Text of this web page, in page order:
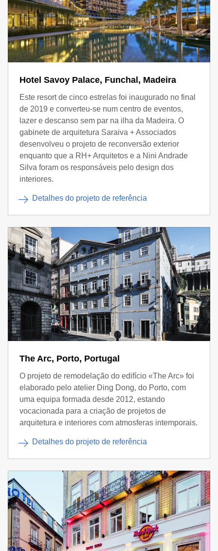
Hotel Savoy Palace, Funchal, Madeira
Este resort de cinco estrelas foi inaugurado no final
de 2019 e converteu-se num centro de eventos,
lazer e descanso sem par na ilha da Madeira. O
gabinete de arquitetura Saraiva + Associados
desenvolveu o projeto de reconversão exterior
enquanto que a RH+ Arquitetos e a Nini Andrade
Silva foram os responsáveis pelo design dos
interiores.
Detalhes do projeto de referência
The Arc, Porto, Portugal
O projeto de remodelação do edifício «The Arc» foi
elaborado pelo atelier Ding Dong, do Porto, com
uma equipa formada desde 2012, estando
vocacionada para a criação de projetos de
arquitetura e interiores com atmosferas intemporais.
Detalhes do projeto de referência